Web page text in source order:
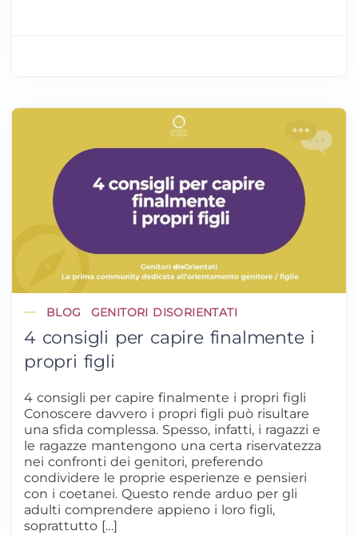
BLOG GENITORI DISORIENTATI
4 consigli per capire finalmente i
propri figli
4 consigli per capire finalmente i propri figli
Conoscere davvero i propri figli può risultare
una sfida complessa. Spesso, infatti, i ragazzi e
le ragazze mantengono una certa riservatezza
nei confronti dei genitori, preferendo
condividere le proprie esperienze e pensieri
con i coetanei. Questo rende arduo per gli
adulti comprendere appieno i loro figli,
soprattutto […]